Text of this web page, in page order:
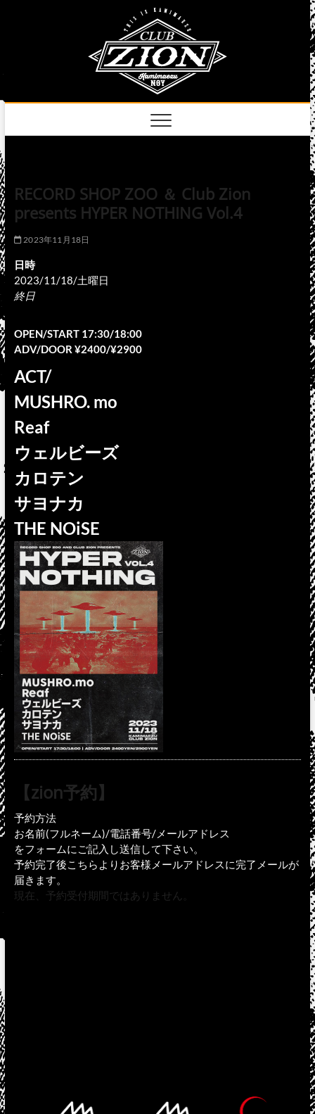
RECORD SHOP ZOO ＆ Club Zion
presents HYPER NOTHING Vol.4
2023年11月18日
日時
2023/11/18/土曜日
終日
OPEN/START 17:30/18:00
ADV/DOOR ¥2400/¥2900
ACT/
MUSHRO. mo
Reaf
ウェルビーズ
カロテン
サヨナカ
THE NOiSE
【zion予約】
予約方法
お名前(フルネーム)/電話番号/メールアドレス
をフォームにご記入し送信して下さい。
予約完了後こちらよりお客様メールアドレスに完了メールが
届きます。
現在、予約受付期間ではありません。